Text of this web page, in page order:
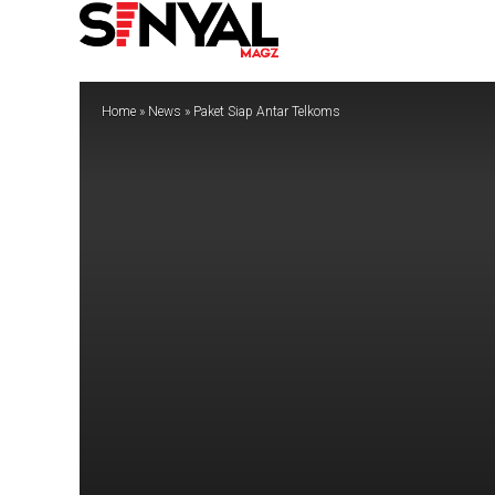
Home » News » Paket Siap Antar Telkoms